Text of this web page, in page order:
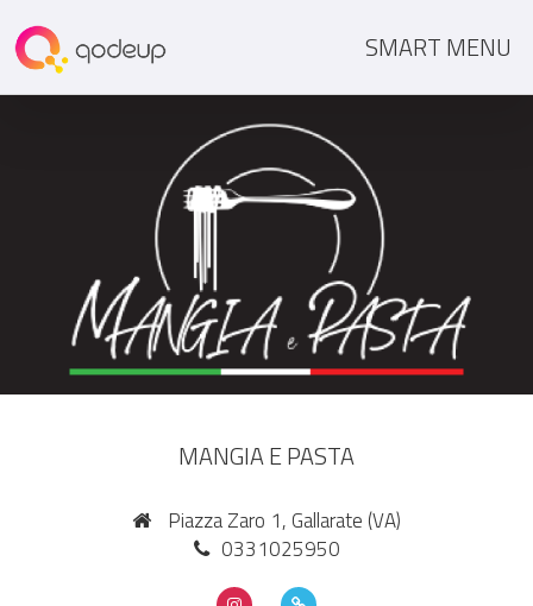
SMART MENU
MANGIA E PASTA
Piazza Zaro 1, Gallarate (VA)
0331025950